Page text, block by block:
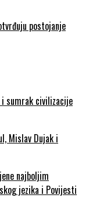
postojanje
sumrak civilizacije
najboljim
jezika i Povijesti